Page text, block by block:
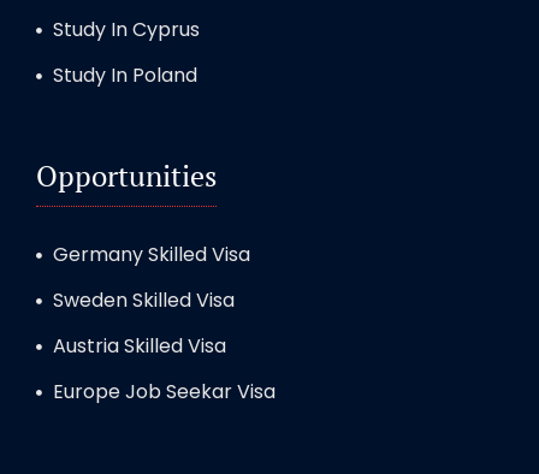
Study In Cyprus
Study In Poland
Opportunities
Germany Skilled Visa
Sweden Skilled Visa
Austria Skilled Visa
Europe Job Seekar Visa